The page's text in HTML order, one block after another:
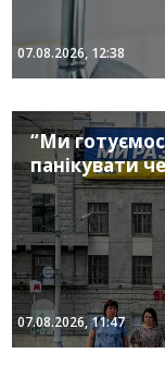
07.08.2026, 12:38
“Ми
панікувати
07.08.2026, 11:47